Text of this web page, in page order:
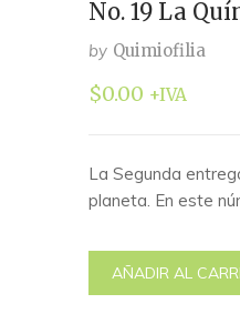
No. 19 La
by Quimiofilia
$0.00 +IVA
La Segunda
planeta. En este
AÑADIR AL